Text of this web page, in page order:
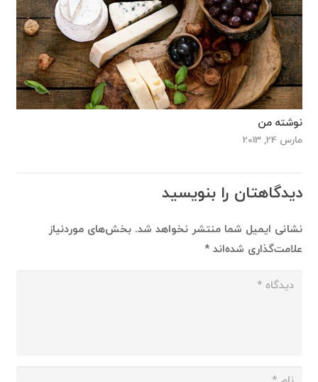
نوشته من
مارس 24, 2013
دیدگاهتان را بنویسید
نشانی ایمیل شما منتشر نخواهد شد. بخش‌های موردنیاز
علامت‌گذاری شده‌اند*